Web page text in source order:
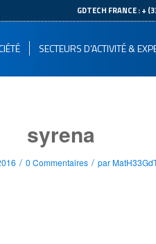
GDTECH FRANCE : +
SECTEURS D’ACTIVITÉ &
syrena
/ 0 Commentaires / par